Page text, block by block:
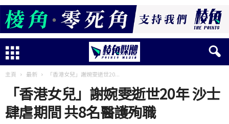
主頁 最新 「香港女兒」謝婉雯逝世20...
「香港女兒」謝婉雯逝世20年 沙士
肆虐期間 共8名醫護殉職